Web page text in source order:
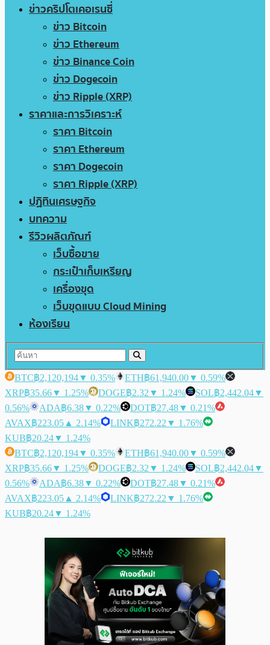
ข่าวคริปโตเคอเรนซี่
ข่าว Bitcoin
ข่าว Ethereum
ข่าว Binance Coin
ข่าว Dogecoin
ข่าว Ripple (XRP)
ราคาและการวิเคราะห์
ราคา Bitcoin
ราคา Ethereum
ราคา Dogecoin
ราคา Ripple (XRP)
ปฏิทินเศรษฐกิจ
บทความ
รีวิวผลิตภัณฑ์
เว็บซื้อขาย
กระเป๋าเก็บเหรียญ
เครื่องขุด
เว็บขุดแบบ Cloud Mining
ห้องเรียน
BTC฿2,120,194▼ 0.35% ETH฿61,940.00▼ 0.59%
XRP฿35.66▼ 1.25% DOGE฿2.32 ▼ 1.24% SOL฿2,442.04▼
0.56%
ADA฿6.38▼ 0.22% DOT฿27.48▼ 0.21%
AVAX฿223.05 ▲ 2.14% LINK฿272.22 ▼ 1.76%
KUB฿20.24▼ 1.24%
BTC฿2,120,194▼ 0.35% ETH฿61,940.00▼ 0.59%
XRP฿35.66▼ 1.25% DOGE฿2.32 ▼ 1.24% SOL฿2,442.04▼
0.56%
ADA฿6.38▼ 0.22% DOT฿27.48▼ 0.21%
AVAX฿223.05 ▲ 2.14% LINK฿272.22 ▼ 1.76%
KUB฿20.24▼ 1.24%